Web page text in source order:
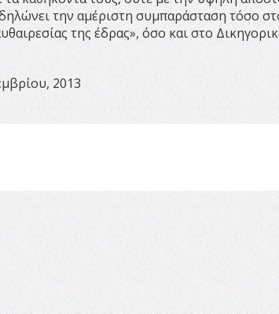
την αμέριστη συμπαράσταση τόσο
της έδρας», όσο και στο
2013